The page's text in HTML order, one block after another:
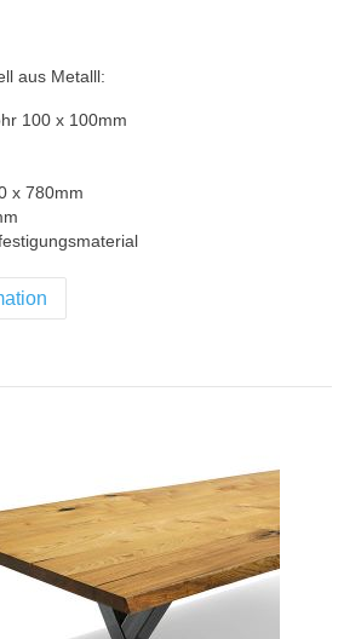
aus Metalll:
100 x 100mm
x 780mm